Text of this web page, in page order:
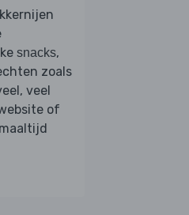
snacks,
zoals
veel
of